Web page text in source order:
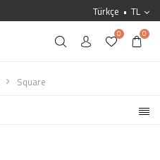
Türkçe TL
0 0
Square